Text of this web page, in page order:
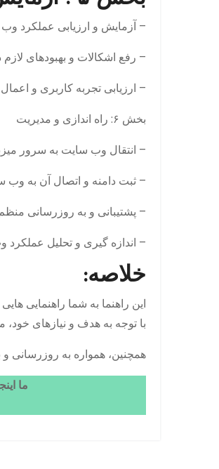
– آزمایش و ارزیابی عملکرد
– رفع اشکالات و بهبودهای
– ارزیابی تجربه کاربری و
بخش ۶: راه اندازی و مدیریت
– انتقال وب سایت به سرور
– ثبت دامنه و اتصال آن به وب
– پشتیبانی و به روزرسانی
– اندازه گیری و تحلیل عملکرد
خلاصه:
این راهنما به شما راهنمایی
با توجه به هدف و نیازهای
همچنین، همواره به روزرسانی و
ما